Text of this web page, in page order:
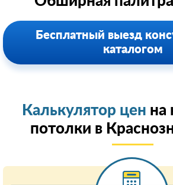
Бесплатный выезд
каталогом
Калькулятор цен на
потолки в